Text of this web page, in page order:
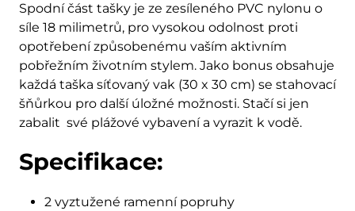
Spodní část tašky je ze zesíleného PVC nylonu o
síle 18 milimetrů, pro vysokou odolnost proti
opotřebení způsobenému vaším aktivním
pobřežním životním stylem. Jako bonus obsahuje
každá taška síťovaný vak (30 x 30 cm) se stahovací
šňůrkou pro další úložné možnosti. Stačí si jen
zabalit své plážové vybavení a vyrazit k vodě.
Specifikace:
2 vyztužené ramenní popruhy